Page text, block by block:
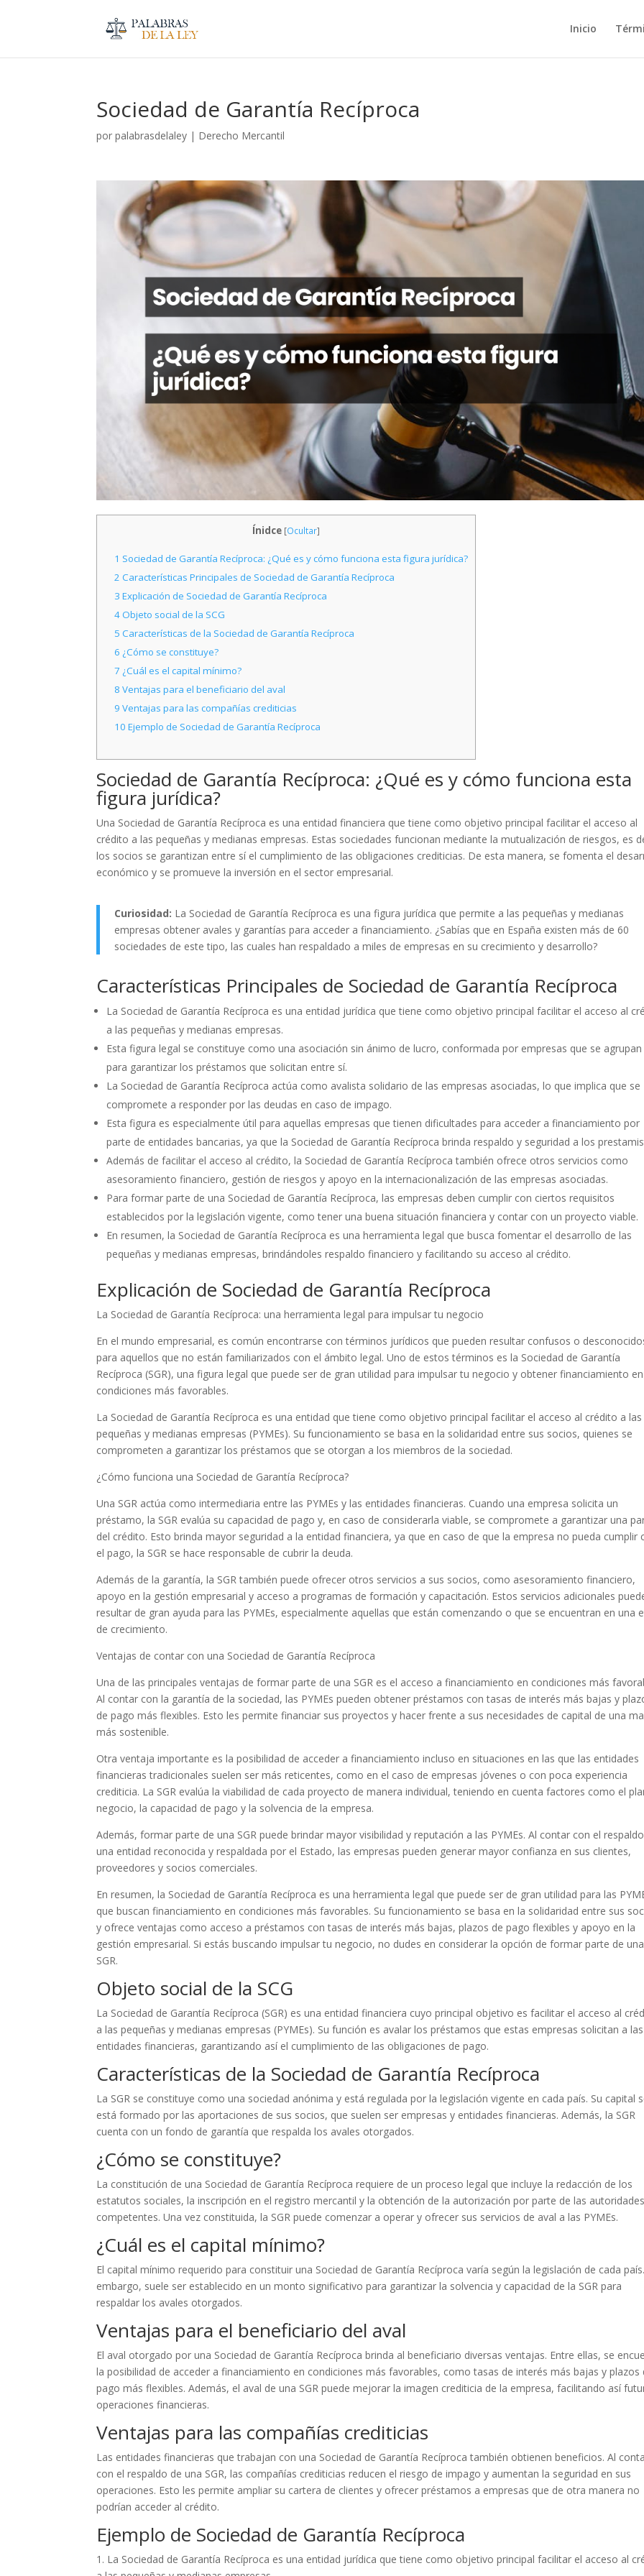
Inicio
Sociedad de Garantía Recíproca
porpalabrasdelaley | Derecho Mercantil
Ínidce [Ocultar]
1 Sociedad de Garantía Recíproca: ¿Qué es y cómo funciona esta figura jurídica?
2 Características Principales de Sociedad de Garantía Recíproca
3 Explicación de Sociedad de Garantía Recíproca
4Objeto social de la SCG
5 Características de la Sociedad de Garantía Recíproca
6 ¿Cómo se constituye?
7 ¿Cuál es el capital mínimo?
8 Ventajas para el beneficiario del aval
9 Ventajas para las compañías crediticias
10 Ejemplo de Sociedad de Garantía Recíproca
Sociedad de Garantía Recíproca: ¿Qué es y cómo funciona esta
figura jurídica?
Una Sociedad de Garantía Recíproca es una entidad financiera que tiene como objetivo principal facilitar el acceso al
crédito a las pequeñas y medianas empresas. Estas sociedades funcionan mediante la mutualización de riesgos, es
los socios se garantizan entre sí el cumplimiento de las obligaciones crediticias. De esta manera, se fomenta el
económico y se promueve la inversión en el sector empresarial.
Curiosidad: La Sociedad de Garantía Recíproca es una figura jurídica que permite a las pequeñas y medianas
empresas obtener avales y garantías para acceder a financiamiento. ¿Sabías que en España existen más de 60
sociedades de este tipo, las cuales han respaldado a miles de empresas en su crecimiento y desarrollo?
Características Principales de Sociedad de Garantía Recíproca
La Sociedad de Garantía Recíproca es una entidad jurídica que tiene como objetivo principal facilitar el acceso al
a las pequeñas y medianas empresas.
Esta figura legal se constituye como una asociación sin ánimo de lucro, conformada por empresas que se agrupan
para garantizar los préstamos que solicitan entre sí.
La Sociedad de Garantía Recíproca actúa como avalista solidario de las empresas asociadas, lo que implica que se
compromete a responder por las deudas en caso de impago.
Esta figura es especialmente útil para aquellas empresas que tienen dificultades para acceder a financiamiento por
parte de entidades bancarias, ya que la Sociedad de Garantía Recíproca brinda respaldo y seguridad a los
Además de facilitar el acceso al crédito, la Sociedad de Garantía Recíproca también ofrece otros servicios como
asesoramiento financiero, gestión de riesgos y apoyo en la internacionalización de las empresas asociadas.
Para formar parte de una Sociedad de Garantía Recíproca, las empresas deben cumplir con ciertos requisitos
establecidos por la legislación vigente, como tener una buena situación financiera y contar con un proyecto viable.
En resumen, la Sociedad de Garantía Recíproca es una herramienta legal que busca fomentar el desarrollo de las
pequeñas y medianas empresas, brindándoles respaldo financiero y facilitando su acceso al crédito.
Explicación de Sociedad de Garantía Recíproca
La Sociedad de Garantía Recíproca: una herramienta legal para impulsar tu negocio
En el mundo empresarial, es común encontrarse con términos jurídicos que pueden resultar confusos o
para aquellos que no están familiarizados con el ámbito legal. Uno de estos términos es la Sociedad de Garantía
Recíproca (SGR), una figura legal que puede ser de gran utilidad para impulsar tu negocio y obtener financiamiento en
condiciones más favorables.
La Sociedad de Garantía Recíproca es una entidad que tiene como objetivo principal facilitar el acceso al crédito a las
pequeñas y medianas empresas (PYMEs). Su funcionamiento se basa en la solidaridad entre sus socios, quienes se
comprometen a garantizar los préstamos que se otorgan a los miembros de la sociedad.
¿Cómo funciona una Sociedad de Garantía Recíproca?
Una SGR actúa como intermediaria entre las PYMEs y las entidades financieras. Cuando una empresa solicita un
préstamo, la SGR evalúa su capacidad de pago y, en caso de considerarla viable, se compromete a garantizar una
del crédito. Esto brinda mayor seguridad a la entidad financiera, ya que en caso de que la empresa no pueda cumplir
el pago, la SGR se hace responsable de cubrir la deuda.
Además de la garantía, la SGR también puede ofrecer otros servicios a sus socios, como asesoramiento financiero,
apoyo en la gestión empresarial y acceso a programas de formación y capacitación. Estos servicios adicionales
resultar de gran ayuda para las PYMEs, especialmente aquellas que están comenzando o que se encuentran en una
de crecimiento.
Ventajas de contar con una Sociedad de Garantía Recíproca
Una de las principales ventajas de formar parte de una SGR es el acceso a financiamiento en condiciones más
Al contar con la garantía de la sociedad, las PYMEs pueden obtener préstamos con tasas de interés más bajas y
de pago más flexibles. Esto les permite financiar sus proyectos y hacer frente a sus necesidades de capital de una
más sostenible.
Otra ventaja importante es la posibilidad de acceder a financiamiento incluso en situaciones en las que las entidades
financieras tradicionales suelen ser más reticentes, como en el caso de empresas jóvenes o con poca experiencia
crediticia. La SGR evalúa la viabilidad de cada proyecto de manera individual, teniendo en cuenta factores como el
negocio, la capacidad de pago y la solvencia de la empresa.
Además, formar parte de una SGR puede brindar mayor visibilidad y reputación a las PYMEs. Al contar con el
una entidad reconocida y respaldada por el Estado, las empresas pueden generar mayor confianza en sus clientes,
proveedores y socios comerciales.
En resumen, la Sociedad de Garantía Recíproca es una herramienta legal que puede ser de gran utilidad para las
que buscan financiamiento en condiciones más favorables. Su funcionamiento se basa en la solidaridad entre sus
y ofrece ventajas como acceso a préstamos con tasas de interés más bajas, plazos de pago flexibles y apoyo en la
gestión empresarial. Si estás buscando impulsar tu negocio, no dudes en considerar la opción de formar parte de una
SGR.
Objeto social de la SCG
La Sociedad de Garantía Recíproca (SGR) es una entidad financiera cuyo principal objetivo es facilitar el acceso al
a las pequeñas y medianas empresas (PYMEs). Su función es avalar los préstamos que estas empresas solicitan a las
entidades financieras, garantizando así el cumplimiento de las obligaciones de pago.
Características de la Sociedad de Garantía Recíproca
La SGR se constituye como una sociedad anónima y está regulada por la legislación vigente en cada país. Su capital
está formado por las aportaciones de sus socios, que suelen ser empresas y entidades financieras. Además, la SGR
cuenta con un fondo de garantía que respalda los avales otorgados.
¿Cómo se constituye?
La constitución de una Sociedad de Garantía Recíproca requiere de un proceso legal que incluye la redacción de los
estatutos sociales, la inscripción en el registro mercantil y la obtención de la autorización por parte de las autoridades
competentes. Una vez constituida, la SGR puede comenzar a operar y ofrecer sus servicios de aval a las PYMEs.
¿Cuál es el capital mínimo?
El capital mínimo requerido para constituir una Sociedad de Garantía Recíproca varía según la legislación de cada
embargo, suele ser establecido en un monto significativo para garantizar la solvencia y capacidad de la SGR para
respaldar los avales otorgados.
Ventajas para el beneficiario del aval
El aval otorgado por una Sociedad de Garantía Recíproca brinda al beneficiario diversas ventajas. Entre ellas, se
la posibilidad de acceder a financiamiento en condiciones más favorables, como tasas de interés más bajas y plazos
pago más flexibles. Además, el aval de una SGR puede mejorar la imagen crediticia de la empresa, facilitando así
operaciones financieras.
Ventajas para las compañías crediticias
Las entidades financieras que trabajan con una Sociedad de Garantía Recíproca también obtienen beneficios. Al
con el respaldo de una SGR, las compañías crediticias reducen el riesgo de impago y aumentan la seguridad en sus
operaciones. Esto les permite ampliar su cartera de clientes y ofrecer préstamos a empresas que de otra manera no
podrían acceder al crédito.
Ejemplo de Sociedad de Garantía Recíproca
1. La Sociedad de Garantía Recíproca es una entidad jurídica que tiene como objetivo principal facilitar el acceso al